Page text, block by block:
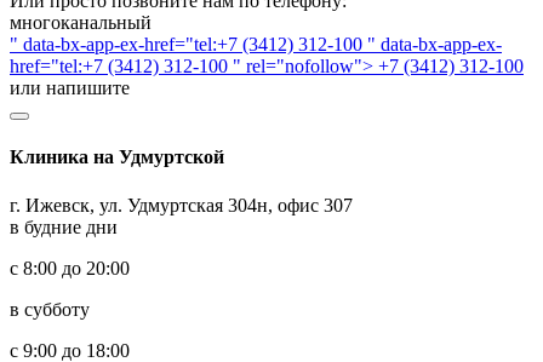
многоканальный
" data-bx-app-ex-href="tel:+7 (3412) 312-100 " data-bx-app-ex-
href="tel:+7 (3412) 312-100 " rel="nofollow"> +7 (3412) 312-100
или напишите
Клиника на Удмуртской
г. Ижевск, ул. Удмуртская 304н, офис 307
в будние дни
с 8:00 до 20:00
в субботу
с 9:00 до 18:00